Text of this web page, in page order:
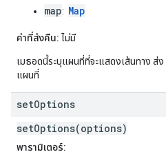
map: Map
ค่าที่ส่งคืน: ไม่มี
เมธอดนี้ระบุแผนที่ที่จะแสดงเส้นทาง ส่ง
แผนที่
setOptions
setOptions(options)
พารามิเตอร์: